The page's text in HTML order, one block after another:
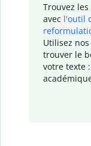
Trouvez
avec l'outil
Utilisez
trouver le
votre texte